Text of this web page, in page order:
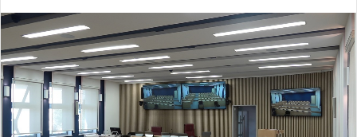
n
d
a
n
e
m